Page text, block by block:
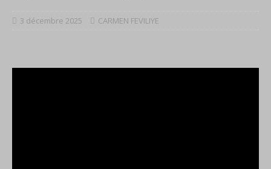
3 décembre 2025 CARMEN FEVILIYE